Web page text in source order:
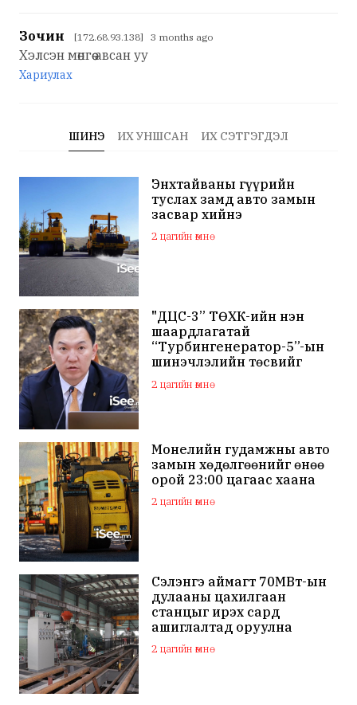
Зочин [172.68.93.138] 3 months ago
Хэлсэн мөнгөө авсан уу
Хариулах
ШИНЭ ИХ УНШСАН ИХ СЭТГЭГДЭЛ
Энхтайваны гүүрийн
туслах замд авто замын
засвар хийнэ
2 цагийн өмнө
"ДЦС-3” ТӨХК-ийн нэн
шаардлагатай
“Турбингенератор-5”-ын
шинэчлэлийн төсвийг
шийдвэрлэхээр болов
2 цагийн өмнө
Монелийн гудамжны авто
замын хөдөлгөөнийг өнөө
орой 23:00 цагаас хаана
2 цагийн өмнө
Сэлэнгэ аймагт 70МВт-ын
дулааны цахилгаан
станцыг ирэх сард
ашиглалтад оруулна
2 цагийн өмнө